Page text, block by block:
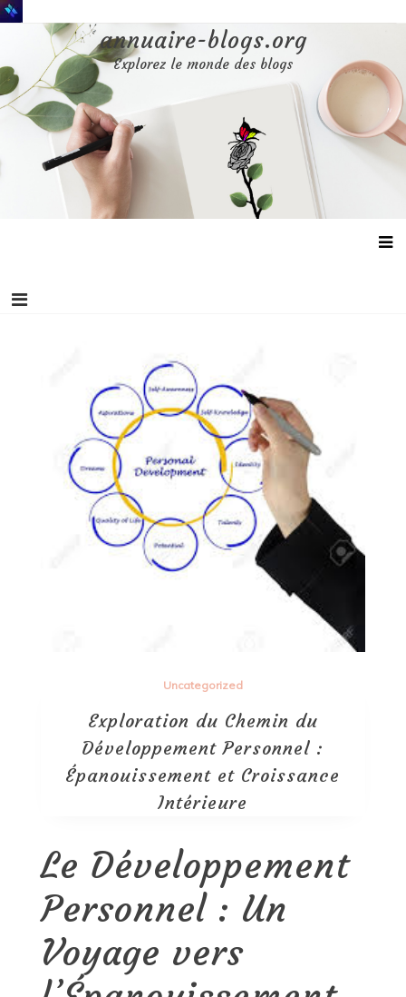
Aller
au
annuaire-blogs.org
Explorez le monde des blogs
Uncategorized
Exploration du Chemin du
Développement Personnel :
Épanouissement et Croissance
Intérieure
Le Développement
Personnel : Un
Voyage vers